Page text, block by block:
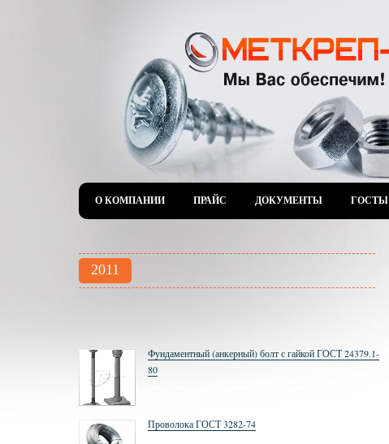
О КОМПАНИИ ПРАЙС ДОКУМЕНТЫ ГОСТЫ
2011
Фундаментный (анкерный) болт с гайкой ГОСТ 24379.1-
80
Проволока ГОСТ 3282-74